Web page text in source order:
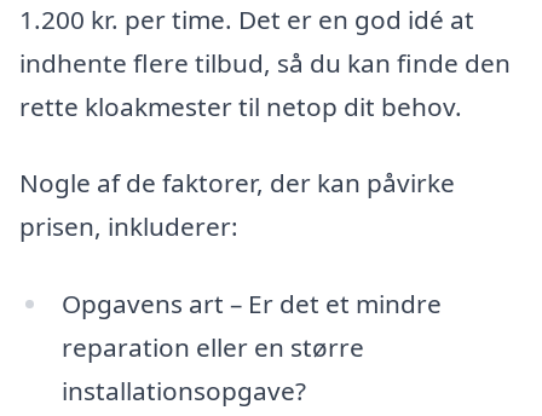
1.200 kr. per time. Det er en god idé at
indhente flere tilbud, så du kan finde den
rette kloakmester til netop dit behov.
Nogle af de faktorer, der kan påvirke
prisen, inkluderer:
Opgavens art – Er det et mindre
reparation eller en større
installationsopgave?